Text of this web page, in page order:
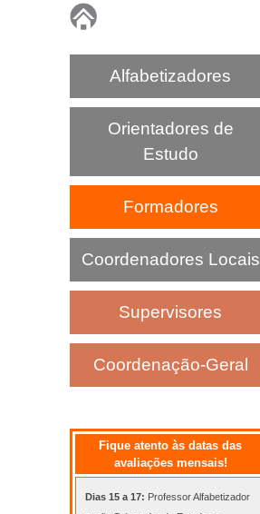
P
A
Alfabetizadores
Orientadores de
Estudo
Formadores
Coordenadores Locais
Supervisores
Coordenação-Geral
Fique atento às datas das
avaliações mensais!
Dias 15 a 17: Professor Alfabetizador